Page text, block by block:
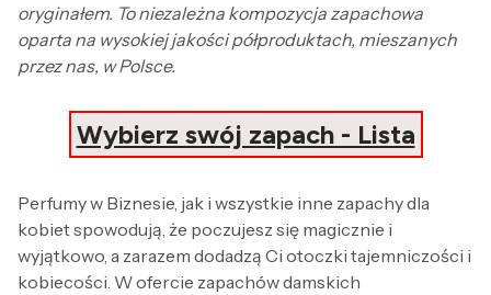
oryginałem. To niezależna kompozycja zapachowa
oparta na wysokiej jakości półproduktach, mieszanych
przez nas, w Polsce.
Wybierz swój zapach - Lista
Perfumy w Biznesie, jak i wszystkie inne zapachy dla
kobiet spowodują, że poczujesz się magicznie i
wyjątkowo, a zarazem dodadzą Ci otoczki tajemniczości i
kobiecości. W ofercie zapachów damskich